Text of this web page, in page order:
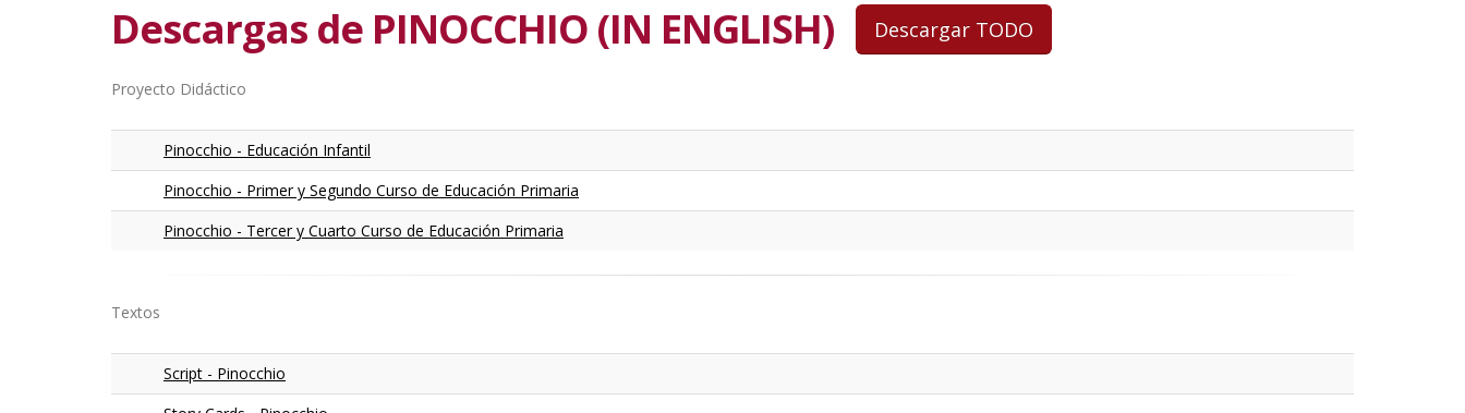
Descargas de PINOCCHIO (IN ENGLISH)
Proyecto Didáctico
Pinocchio - Educación Infantil
Pinocchio - Primer y Segundo Curso de Educación Primaria
Pinocchio - Tercer y Cuarto Curso de Educación Primaria
Textos
Script - Pinocchio